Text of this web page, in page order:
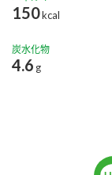
150kcal
炭水化物
4.6 g